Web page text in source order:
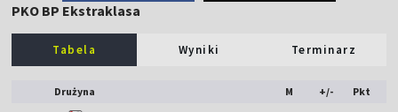
PKO BP Ekstraklasa
Tabela Wyniki Terminarz
Drużyna M +/- Pkt